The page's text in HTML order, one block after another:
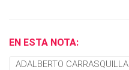
EN ESTA NOTA:
ADALBERTO CARRASQUILLA